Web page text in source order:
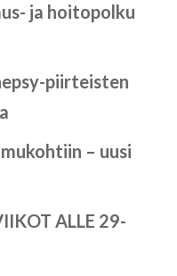
ja hoitopolku
piirteisten
– uusi
ALLE 29-